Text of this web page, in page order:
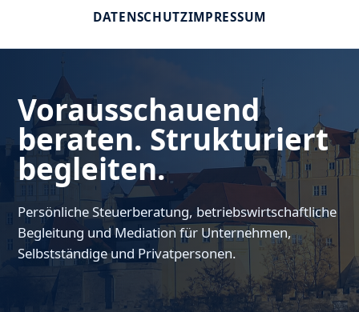
DATENSCHUTZIMPRESSUM
Vorausschauend
beraten. Strukturiert
begleiten.
Persönliche Steuerberatung, betriebswirtschaftliche
Begleitung und Mediation für Unternehmen,
Selbstständige und Privatpersonen.